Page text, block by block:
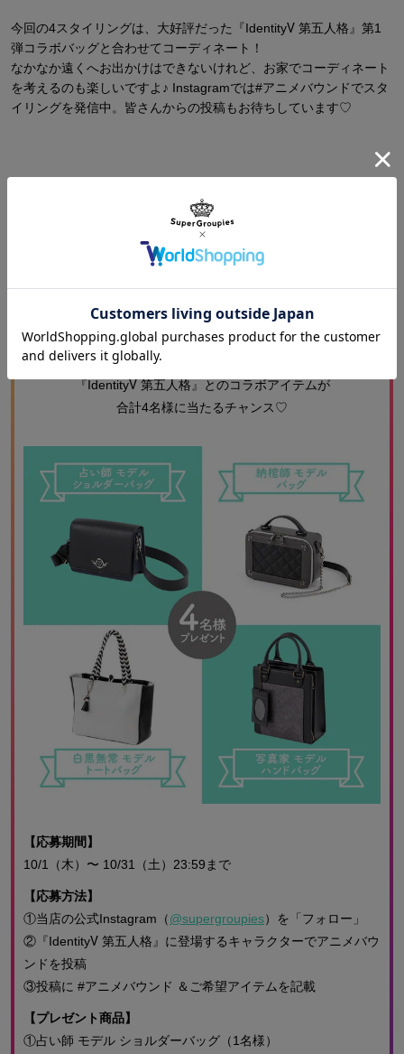
今回の4スタイリングは、大好評だった『IdentityⅤ 第五人格』第1
弾コラボバッグと合わせてコーディネート！
なかなか遠くへお出かけはできないけれど、お家でコーディネート
を考えるのも楽しいですよ♪ Instagramでは#アニメバウンドでスタ
イリングを発信中。皆さんからの投稿もお待ちしています♡
この記事を見て「アニメバウンド」を
やってみたくなった方へお知らせです♪
SuperGroupies公式Instagramにて
アニメバウンドキャンペーンを開催！
『IdentityⅤ 第五人格』とのコラボアイテムが
合計4名様に当たるチャンス♡
【応募期間】
10/1（木）〜 10/31（土）23:59まで
【応募方法】
①当店の公式Instagram（@supergroupies）を「フォロー」
②『IdentityⅤ 第五人格』に登場するキャラクターでアニメバウ
ンドを投稿
③投稿に #アニメバウンド ＆ご希望アイテムを記載
【プレゼント商品】
①占い師 モデル ショルダーバッグ（1名様）